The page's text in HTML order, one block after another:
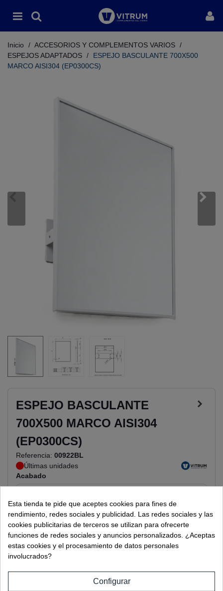
Inicio / ACCESORIOS Y COMPLEMENTOS VARIOS /
ESPEJOS ADAPTADOS /
ESPEJO BASCULANTE 700X500
MARCO AISI304 (EP0300CS)
ESPEJO BASCULANTE
700X500 MARCO AISI304
(EP0300CS)
Referencia: 00922BL
Últimas unidades
Acabado
Inicia sesión para visualizar precios
Añadir a la lista de deseos
Añadir para comparar
Esta tienda te pide que aceptes cookies para fines de
rendimiento, redes sociales y publicidad. Las redes sociales y las
cookies publicitarias de terceros se utilizan para ofrecerte
funciones de redes sociales y anuncios personalizados. ¿Aceptas
estas cookies y el procesamiento de datos personales
involucrados?
Configurar